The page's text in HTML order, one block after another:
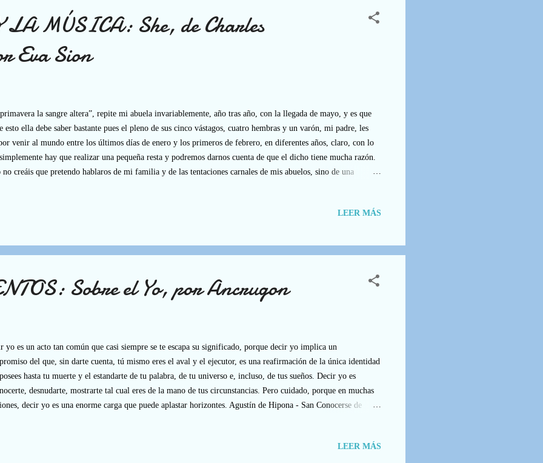
MÚSICA: She, de Charles
Eva Sion
la sangre altera”, repite mi abuela invariablemente, año tras año, con la llegada de mayo, y es que
esto ella debe saber bastante pues el pleno de sus cinco vástagos, cuatro hembras y un varón, mi padre, les
venir al mundo entre los últimos días de enero y los primeros de febrero, en diferentes años, claro, con lo
hay que realizar una pequeña resta y podremos darnos cuenta de que el dicho tiene mucha razón.
no creáis que pretendo hablaros de mi familia y de las tentaciones carnales de mis abuelos, sino de una
que, a pesar de haber nacido en 1974, alcanzó sus mayores cotas de popularidad gracias al estreno de una
LEER MÁS
Sobre el Yo, por Ancrugon
yo es un acto tan común que casi siempre se te escapa su significado, porque decir yo implica un
del que, sin darte cuenta, tú mismo eres el aval y el ejecutor, es una reafirmación de la única identidad
hasta tu muerte y el estandarte de tu palabra, de tu universo e, incluso, de tus sueños. Decir yo es
desnudarte, mostrarte tal cual eres de la mano de tus circunstancias. Pero cuidado, porque en muchas
decir yo es una enorme carga que puede aplastar horizontes. Agustín de Hipona - San Conocerse de
ti... ¿Por qué te apoyas en ti que no puedes tenerte en pie? ¡Arrójate en su seno y no temas!... No se apartará el
LEER MÁS